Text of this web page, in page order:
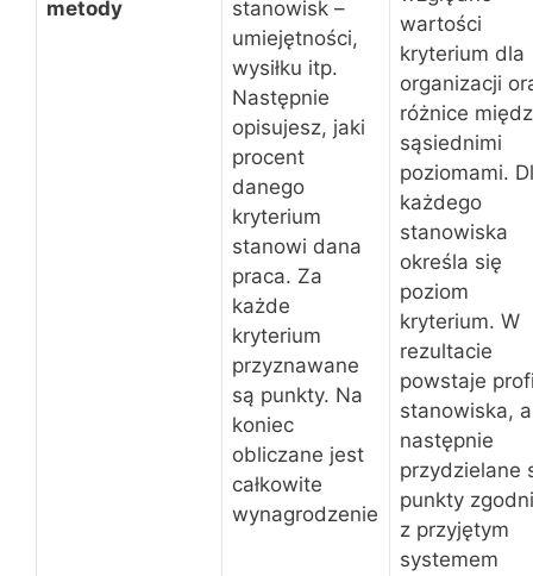
metody
stanowisk –
umiejętności,
wysiłku itp.
Następnie
opisujesz, jaki
procent
danego
kryterium
stanowi dana
praca. Za
każde
kryterium
przyznawane
są punkty. Na
koniec
obliczane jest
całkowite
wynagrodzenie
wartości
kryterium dla
organizacji
różnice
sąsiednimi
poziomami.
każdego
stanowiska
określa się
poziom
kryterium. W
rezultacie
powstaje
stanowiska, a
następnie
przydzielane
punkty
z przyjętym
systemem